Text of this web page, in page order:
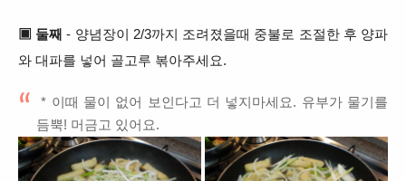
▣ 둘째- 양념장이 2/3까지 조려졌을때 중불로 조절한 후 양파
와 대파를 넣어 골고루 볶아주세요.
* 이때 물이 없어 보인다고 더 넣지마세요. 유부가 물기를
듬뿍! 머금고 있어요.